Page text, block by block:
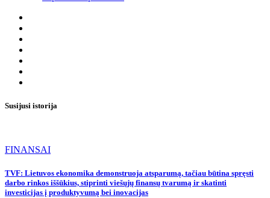
Susijusi istorija
FINANSAI
TVF: Lietuvos ekonomika demonstruoja atsparumą, tačiau būtina spręsti
darbo rinkos iššūkius, stiprinti viešųjų finansų tvarumą ir skatinti
investicijas į produktyvumą bei inovacijas